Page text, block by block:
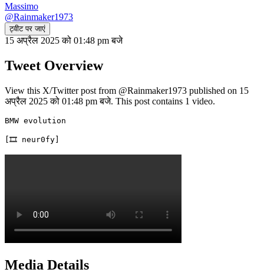
Massimo
@Rainmaker1973
ट्वीट पर जाएं
15 अप्रैल 2025 को 01:48 pm बजे
Tweet Overview
View this X/Twitter post from @Rainmaker1973 published on 15
अप्रैल 2025 को 01:48 pm बजे. This post contains 1 video.
BMW evolution
Media Details